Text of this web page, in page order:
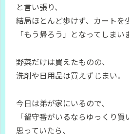
と言い張り、
結局ほとんど歩けず、カートを
「もう帰ろう」となってしまい
野菜だけは買えたものの、
洗剤や日用品は買えずじまい。
今日は弟が家にいるので、
「留守番がいるならゆっくり
思っていたら、